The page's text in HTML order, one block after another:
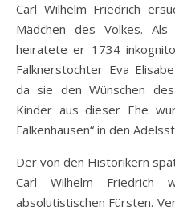
Carl Wilhelm Friedrich
Mädchen des Volkes.
heiratete er 1734
Falknerstochter Eva
da sie den Wünschen
Kinder aus dieser Ehe
Falkenhausen“ in den
Der von den Historikern
Carl Wilhelm Friedrich
absolutistischen Fürsten.